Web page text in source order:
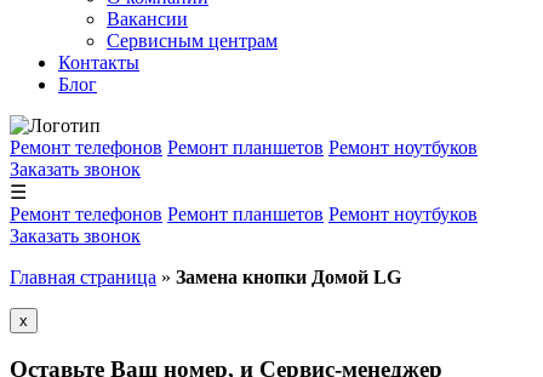
Вакансии
Сервисным центрам
Контакты
Блог
Ремонт телефонов Ремонт планшетов Ремонт ноутбуков
Заказать звонок
☰
Ремонт телефонов Ремонт планшетов Ремонт ноутбуков
Заказать звонок
Главная страница » Замена кнопки Домой LG
x
Оставьте Ваш номер, и Сервис-менеджер